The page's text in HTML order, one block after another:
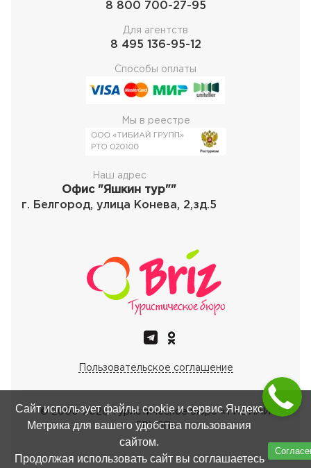
8 800 700-27-95
Для агентств
8 495 136-95-12
Способы оплаты
Мы в реестре
Наш адрес
Офис "Яшкин тур""
г. Белгород, улица Конева, 2,зд.5
Пользовательское соглашение
© 2000-2026Туристическое бюро «ТИБИАЙ
ГРУПП»
Сайт использует файлы cookie и сервис Яндекс
Метрика для вашего удобства пользования
сайтом.
Продолжая использовать сайт вы соглашаетесь